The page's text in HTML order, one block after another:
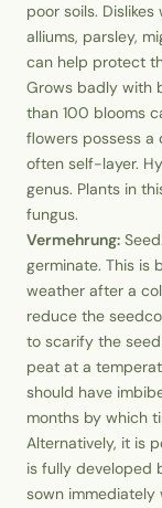
poor soils.
alliums, parsley,
can help protect
Grows badly with
than 100 blooms
flowers possess a
often self-layer.
genus. Plants in
fungus.
Vermehrung:
germinate. This is
weather after a
reduce the
to scarify the
peat at a
should have
months by which
Alternatively, it is
is fully developed
sown immediately